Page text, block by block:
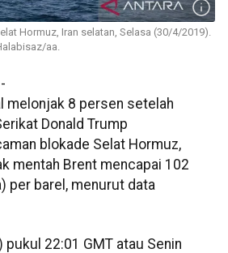
Hormuz, Iran selatan, Selasa (30/4/2019).
aa.
melonjak 8 persen setelah
Donald Trump
blokade Selat Hormuz,
mentah Brent mencapai 102
per barel, menurut data
22:01 GMT atau Senin